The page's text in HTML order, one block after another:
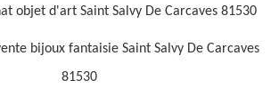
objet d'art Saint Salvy De Carcaves 81530
bijoux fantaisie Saint Salvy De Carcaves
81530